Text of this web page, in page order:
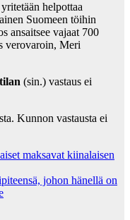
helpottaa
Suomeen töihin
ansaitsee vajaat 700
verovaroin, Meri
(sin.) vastaus ei
Kunnon vastausta ei
maksavat kiinalaisen
johon hänellä on